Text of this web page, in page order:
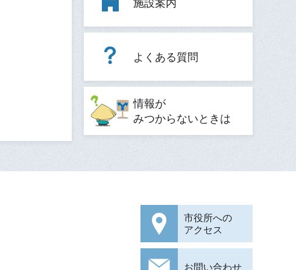
よくある質問
情報が
みつからないときは
市役所への
アクセス
お問い合わせ